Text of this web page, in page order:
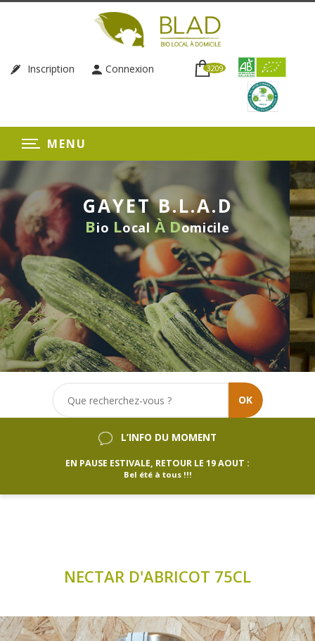
Inscription Connexion 3209
MENU
GAYET B.L.A.D
Bio LocalÀ Domicile
LIVRAISON
SANS
OK
L’INFO DU MOMENT
EN PAUSE ESTIVALE, RETOUR LE 19 AOUT :
Bel été à tous !!!
NECTAR D'ABRICOT 75CL